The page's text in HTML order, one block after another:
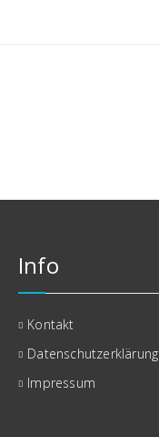
Info
Kontakt
Datenschutzerklärung
Impressum